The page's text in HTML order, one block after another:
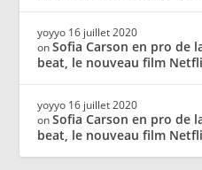
yoyyo 16 juillet 2020
onSofia Carson en pro de
beat, le nouveau film
yoyyo 16 juillet 2020
onSofia Carson en pro de
beat, le nouveau film